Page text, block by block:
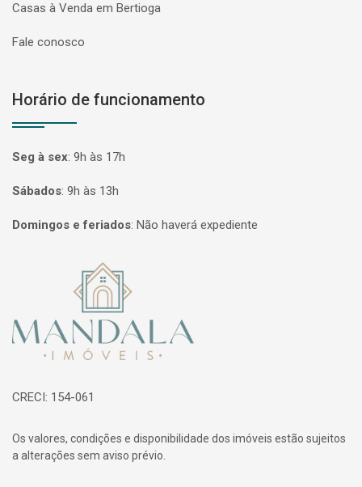
Casas à Venda em Bertioga
Fale conosco
Horário de funcionamento
Seg à sex: 9h às 17h
Sábados: 9h às 13h
Domingos e feriados: Não haverá expediente
Página inicial
CRECI: 154-061
Os valores, condições e disponibilidade dos imóveis estão sujeitos
a alterações sem aviso prévio.